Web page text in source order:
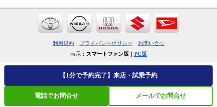
【1分で予約完了】来店・試乗予約
電話でお問合せ メールでお問合せ
利用規約 プライバシーポリシー
お問い合せ
表示： スマートフォン版 PC版